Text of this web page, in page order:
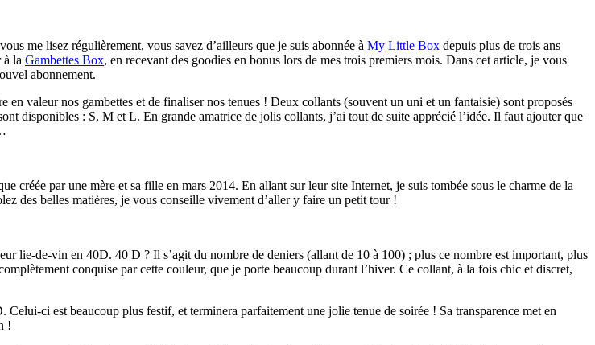
me lisez régulièrement, vous savez d’ailleurs que je suis abonnée à My Little Box depuis plus de trois ans
à la Gambettes Box, en recevant des goodies en bonus lors de mes trois premiers mois. Dans cet article, je vous
abonnement.
en valeur nos gambettes et de finaliser nos tenues ! Deux collants (souvent un uni et un fantaisie) sont proposés
disponibles : S, M et L. En grande amatrice de jolis collants, j’ai tout de suite apprécié l’idée. Il faut ajouter que
créée par une mère et sa fille en mars 2014. En allant sur leur site Internet, je suis tombée sous le charme de la
des belles matières, je vous conseille vivement d’aller y faire un petit tour !
lie-de-vin en 40D. 40 D ? Il s’agit du nombre de deniers (allant de 10 à 100) ; plus ce nombre est important, plus
conquise par cette couleur, que je porte beaucoup durant l’hiver. Ce collant, à la fois chic et discret,
ci est beaucoup plus festif, et terminera parfaitement une jolie tenue de soirée ! Sa transparence met en
!